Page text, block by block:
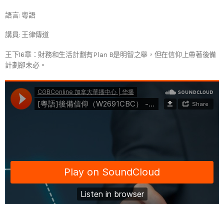
語言: 粵語
講員: 王律傳道
王下16章：財務和生活計劃有Plan B是明智之舉，但在信仰上帶著後備
計劃卻未必。